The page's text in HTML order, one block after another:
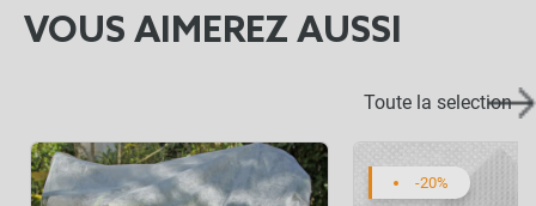
VOUS AIMEREZ AUSSI
Toute la selection
-20%